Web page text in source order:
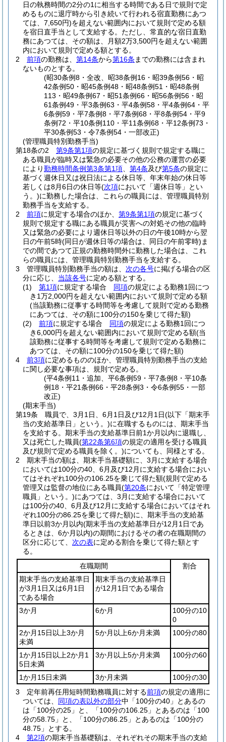
日の執務時間の2分の1に相当する時間である日で規則で定
めるものに退庁時から引き続いて行われる宿直勤務にあつ
ては、7,650円)を超えない範囲内において規則で定める額
を宿日直手当として支給する。 ただし、常直的な宿日直勤
務にあつては、その額は、月額2万3,500円を超えない範囲
内において規則で定める額とする。
2
前項の勤務は、 第14条から第16条 までの勤務には含まれ
ないものとする。
(昭30条例8・全改、昭38条例16・昭39条例56・昭
42条例50・昭45条例48・昭48条例51・昭48条例
113・昭49条例67・昭51条例66・昭56条例56・昭
61条例49・平3条例63・平4条例58・平4条例64・平
6条例59・平7条例8・平7条例68・平8条例54・平9
条例72・平10条例110・平11条例68・平12条例73・
平30条例53・令7条例54・一部改正)
(管理職員特別勤務手当)
第18条の2
第9条第1項の規定に基づく規則で規定する職に
ある職員が臨時又は緊急の必要その他の公務の運営の必要
により勤務時間条例第3条第1項 第4条及び第5条の規定に
基づく週休日又は祝日法による休日等、年末年始の休日等
若しくは8月6日の休日等(次項において「週休日等」とい
う。)に勤務した場合は、これらの職員には、管理職員特別
勤務手当を支給する。
2
前項に規定する場合のほか、 第9条第1項の規定に基づく
規則で規定する職にある職員が災害への対処その他の臨時
又は緊急の必要により週休日等以外の日の午後10時から翌
日の午前5時(同日が週休日等の場合は、同日の午前零時) ま
での間であつて正規の勤務時間外に勤務した場合は、これ
らの職員には、管理職員特別勤務手当を支給する。
3
管理職員特別勤務手当の額は、 次の各号に掲げる場合の区
分に応じ、 当該各号に定める額とする。
(1)
第1項に規定する場合 同項の規定による勤務1回につ
き1万2,000円を超えない範囲内において規則で定める額
(当該勤務に従事する時間等を考慮して規則で定める勤務
にあつては、その額に100分の150を乗じて得た額)
(2)
前項に規定する場合 同項の規定による勤務1回につ
き6,000円を超えない範囲内において規則で定める額(当
該勤務に従事する時間等を考慮して規則で定める勤務に
あつては、その額に100分の150を乗じて得た額)
4
前3項に定めるもののほか、管理職員特別勤務手当の支給
に関し必要な事項は、規則で定める。
(平4条例11・追加、平6条例59・平7条例8・平10条
例18・平21条例66・平28条例3・令6条例55・一部
改正)
(期末手当)
第19条
職員で、3月1日、6月1日及び12月1日(以下「期末手
当の支給基準日」という。)に在職するものには、期末手当
を支給する。 期末手当の支給基準日前1か月以内に退職し、
又は死亡した職員(第22条第6項の規定の適用を受ける職員
及び規則で定める職員を除く。)についても、同様とする。
2
期末手当の額は、期末手当基礎額に、3月に支給する場合
においては100分の40、6月及び12月に支給する場合におい
てはそれぞれ100分の106.25を乗じて得た額(規則で定める
管理又は監督の地位にある職員(第20条において「特定管理
職員」という。)にあつては、3月に支給する場合において
は100分の40、6月及び12月に支給する場合においてはそれ
ぞれ100分の86.25を乗じて得た額)に、期末手当の支給基
準日以前3か月以内(期末手当の支給基準日が12月1日であ
るときは、6か月以内)の期間におけるその者の在職期間の
区分に応じて、 次の表に定める割合を乗じて得た額とす
る。
在職期間
割合
期末手当の支給基準日
が3月1日又は6月1日
である場合
期末手当の支給基準日
が12月1日である場合
3か月 6か月
100分の10
0
2か月15日以上3か月
未満
5か月以上6か月未満 100分の80
1か月15日以上2か月1
5日未満
3か月以上5か月未満 100分の60
1か月15日未満 3か月未満
100分の30
3
定年前再任用短時間勤務職員に対する前項の規定の適用に
ついては、 同項の表以外の部分中「100分の40」とあるの
は「100分の25」と、「100分の106.25」とあるのは「100
分の58.75」と、「100分の86.25」とあるのは「100分の
48.75」とする。
4
第2項の期末手当基礎額は、それぞれその期末手当の支給